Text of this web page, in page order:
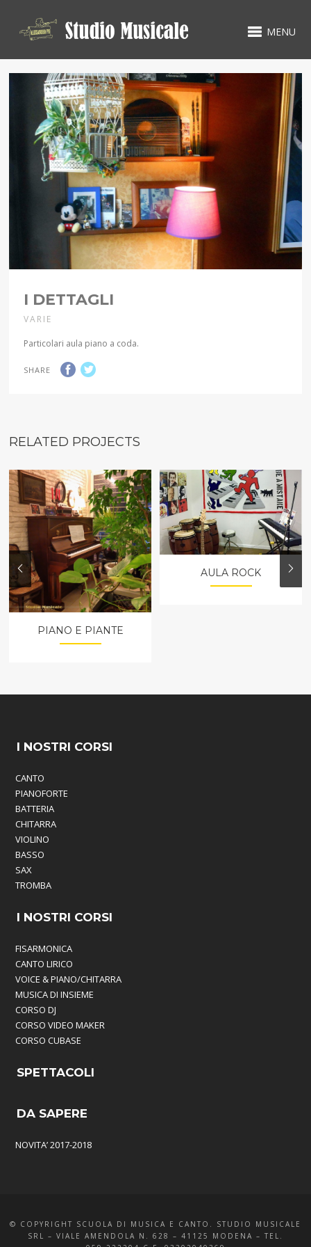
MENU
I DETTAGLI
VARIE
Particolari aula piano a coda.
SHARE
RELATED PROJECTS
PIANO E PIANTE
AULA ROCK
I NOSTRI CORSI
CANTO
PIANOFORTE
BATTERIA
CHITARRA
VIOLINO
BASSO
SAX
TROMBA
I NOSTRI CORSI
FISARMONICA
CANTO LIRICO
VOICE & PIANO/CHITARRA
MUSICA DI INSIEME
CORSO DJ
CORSO VIDEO MAKER
CORSO CUBASE
SPETTACOLI
DA SAPERE
NOVITA’ 2017-2018
© COPYRIGHT SCUOLA DI MUSICA E CANTO. STUDIO MUSICALE
SRL – VIALE AMENDOLA N. 628 – 41125 MODENA – TEL.